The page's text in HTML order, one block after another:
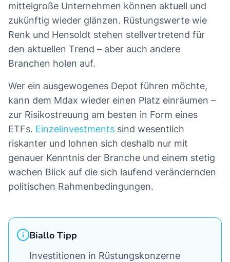
mittelgroße Unternehmen können aktuell und
zukünftig wieder glänzen. Rüstungswerte wie
Renk und Hensoldt stehen stellvertretend für
den aktuellen Trend – aber auch andere
Branchen holen auf.
Wer ein ausgewogenes Depot führen möchte,
kann dem Mdax wieder einen Platz einräumen –
zur Risikostreuung am besten in Form eines
ETFs. Einzelinvestments sind wesentlich
riskanter und lohnen sich deshalb nur mit
genauer Kenntnis der Branche und einem stetig
wachen Blick auf die sich laufend verändernden
politischen Rahmenbedingungen.
Biallo Tipp
Investitionen in Rüstungskonzerne